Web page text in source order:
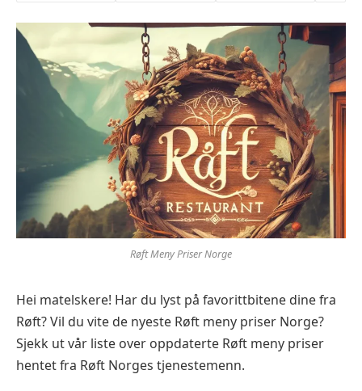
Røft Meny Priser Norge
Hei matelskere! Har du lyst på favorittbitene dine fra
Røft? Vil du vite de nyeste Røft meny priser Norge?
Sjekk ut vår liste over oppdaterte Røft meny priser
hentet fra Røft Norges tjenestemenn.